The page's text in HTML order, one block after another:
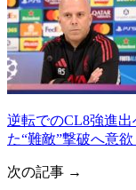
逆転でのCL8強進
た“難敵”撃破へ意
次の記事 →